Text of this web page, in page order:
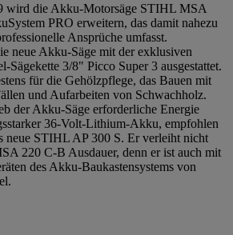
wird die Akku-Motorsäge STIHL MSA
PRO erweitern, das damit nahezu
Ansprüche umfasst.
neue Akku-Säge mit der exklusiven
Sägekette 3/8" Picco Super 3 ausgestattet.
für die Gehölzpflege, das Bauen mit
und Aufarbeiten von Schwachholz.
der Akku-Säge erforderliche Energie
36-Volt-Lithium-Akku, empfohlen
neue STIHL AP 300 S. Er verleiht nicht
220 C-B Ausdauer, denn er ist auch mit
des Akku-Baukastensystems von